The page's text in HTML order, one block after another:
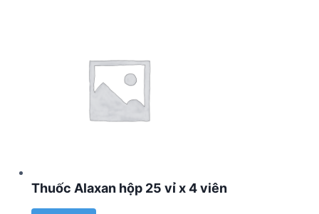
Thuốc Alaxan hộp 25 vỉ x 4 viên